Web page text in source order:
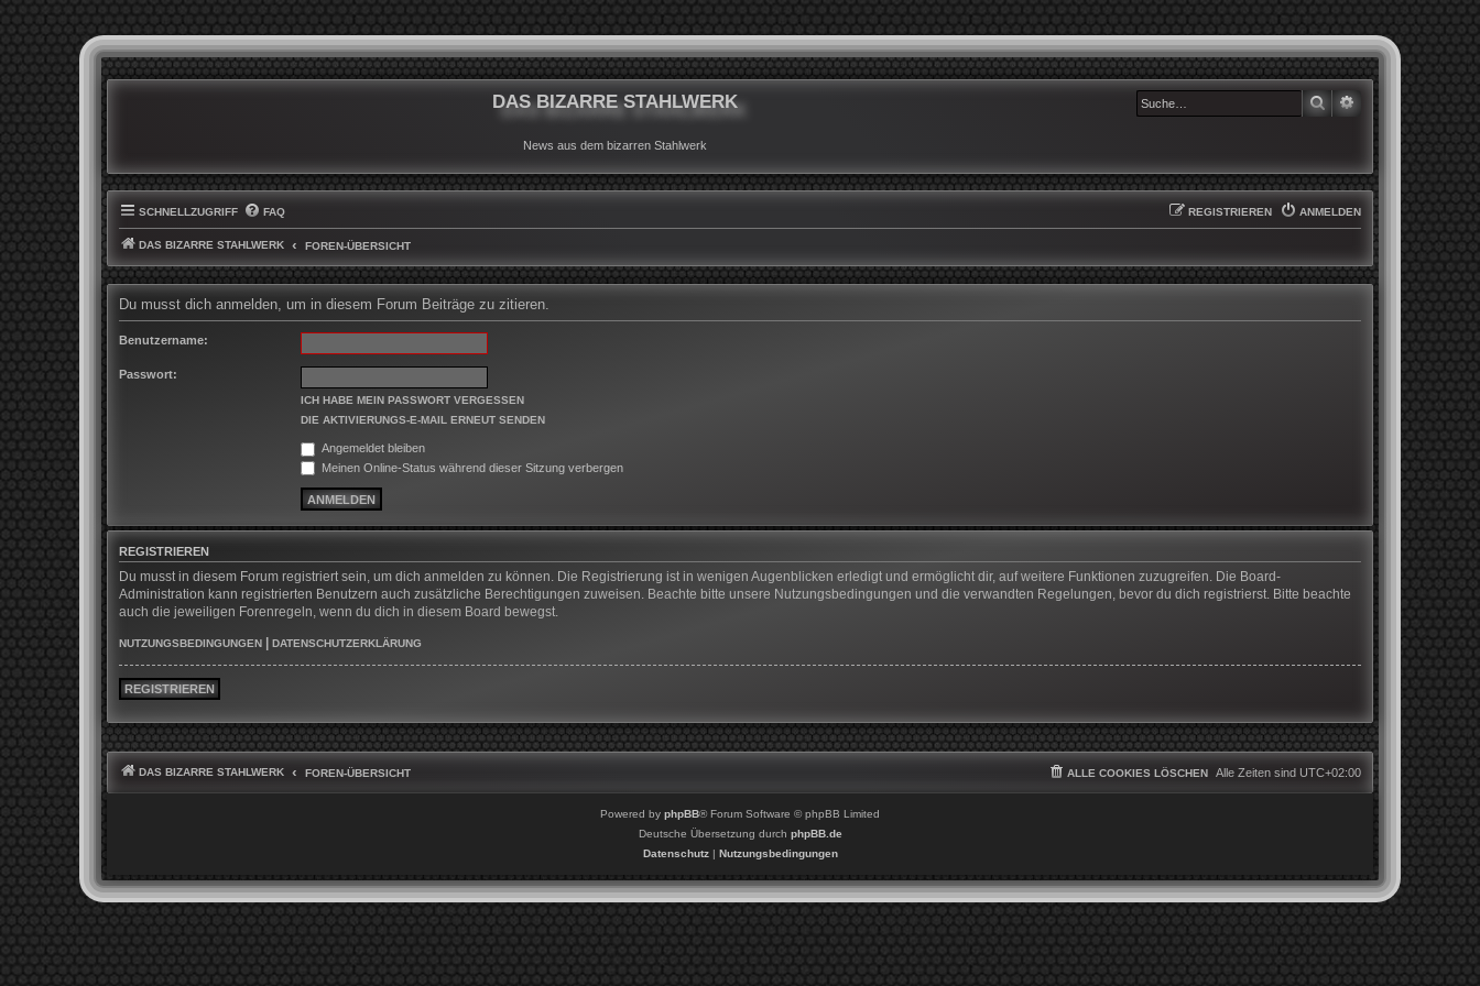
DAS BIZARRE STAHLWERK
News aus dem bizarren Stahlwerk
SUCHE
SCHNELLZUGRIFF FAQ ANMELDEN
REGISTRIEREN
DAS BIZARRE STAHLWERK FOREN-ÜBERSICHT
Du musst dich anmelden, um in diesem Forum Beiträge zu zitieren.
Benutzername:
Passwort:
ICH HABE MEIN PASSWORT VERGESSEN
DIE AKTIVIERUNGS-E-MAIL ERNEUT SENDEN
Angemeldet bleiben
Meinen Online-Status während dieser Sitzung verbergen
REGISTRIEREN
Du musst in diesem Forum registriert sein, um dich anmelden zu können. Die Registrierung ist in wenigen Augenblicken erledigt und ermöglicht dir, auf weitere Funktionen zuzugreifen. Die Board-
Administration kann registrierten Benutzern auch zusätzliche Berechtigungen zuweisen. Beachte bitte unsere Nutzungsbedingungen und die verwandten Regelungen, bevor du dich registrierst. Bitte beachte
auch die jeweiligen Forenregeln, wenn du dich in diesem Board bewegst.
NUTZUNGSBEDINGUNGEN DATENSCHUTZERKLÄRUNG
REGISTRIEREN
DAS BIZARRE STAHLWERK FOREN-ÜBERSICHT Alle Zeiten sind UTC+02:00
ALLE COOKIES LÖSCHEN
Powered by phpBB® Forum Software © phpBB Limited
Deutsche Übersetzung durch phpBB.de
Datenschutz| Nutzungsbedingungen